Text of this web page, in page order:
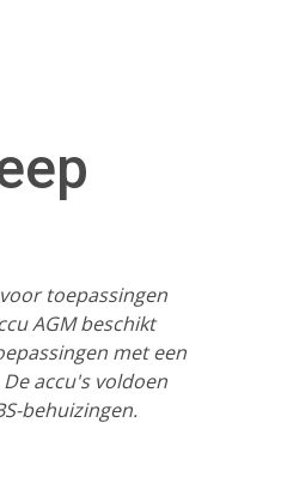
toepassingen
AGM beschikt
met een
accu's voldoen
behuizingen.